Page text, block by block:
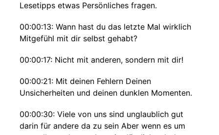
Lesetipps etwas Persönliches fragen.
00:00:13: Wann hast du das letzte Mal wirklich
Mitgefühl mit dir selbst gehabt?
00:00:17: Nicht mit anderen, sondern mit dir!
00:00:21: Mit deinen Fehlern Deinen
Unsicherheiten und deinen dunklen Momenten.
00:00:30: Viele von uns sind unglaublich gut
darin für andere da zu sein Aber wenn es um